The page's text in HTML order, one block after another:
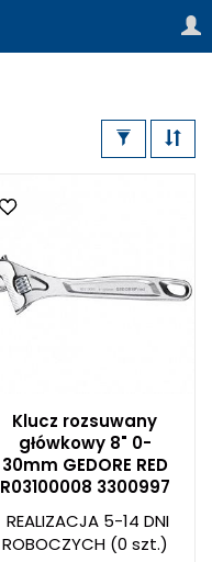
Klucz rozsuwany
główkowy 8" 0-
30mm GEDORE RED
R03100008 3300997
REALIZACJA 5-14 DNI
ROBOCZYCH(0 szt.)